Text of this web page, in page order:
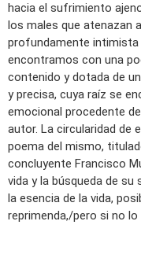
hacia el sufrimiento
los males que atenazan
profundamente
encontramos con una
contenido y dotada de
y precisa, cuya raíz se
emocional procedente
autor. La circularidad de
poema del mismo,
concluyente Francisco
vida y la búsqueda de
la esencia de la vida,
reprimenda,/pero si no